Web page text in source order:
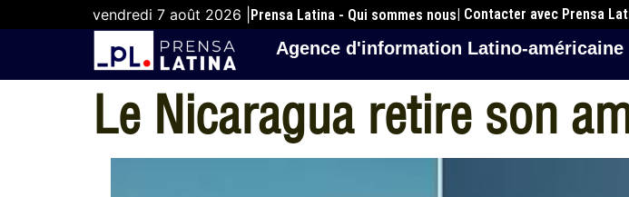
vendredi 7 août 2026 | Prensa Latina - Qui sommes nous| Contacter avec Prensa
Agence d'information Latino-américaine
Le Nicaragua retire son